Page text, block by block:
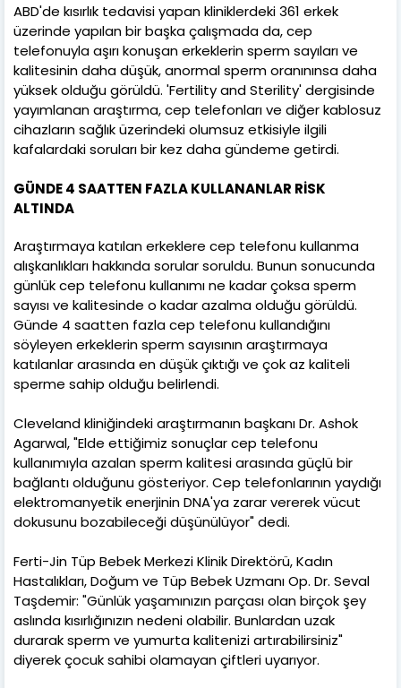
ABD'de kısırlık tedavisi yapan kliniklerdeki 361 erkek
üzerinde yapılan bir başka çalışmada da, cep
telefonuyla aşırı konuşan erkeklerin sperm sayıları ve
kalitesinin daha düşük, anormal sperm oranınınsa daha
yüksek olduğu görüldü. 'Fertility and Sterility' dergisinde
yayımlanan araştırma, cep telefonları ve diğer kablosuz
cihazların sağlık üzerindeki olumsuz etkisiyle ilgili
kafalardaki soruları bir kez daha gündeme getirdi.
GÜNDE 4 SAATTEN FAZLA KULLANANLAR RİSK
ALTINDA
Araştırmaya katılan erkeklere cep telefonu kullanma
alışkanlıkları hakkında sorular soruldu. Bunun sonucunda
günlük cep telefonu kullanımı ne kadar çoksa sperm
sayısı ve kalitesinde o kadar azalma olduğu görüldü.
Günde 4 saatten fazla cep telefonu kullandığını
söyleyen erkeklerin sperm sayısının araştırmaya
katılanlar arasında en düşük çıktığı ve çok az kaliteli
sperme sahip olduğu belirlendi.
Cleveland kliniğindeki araştırmanın başkanı Dr. Ashok
Agarwal, "Elde ettiğimiz sonuçlar cep telefonu
kullanımıyla azalan sperm kalitesi arasında güçlü bir
bağlantı olduğunu gösteriyor. Cep telefonlarının yaydığı
elektromanyetik enerjinin DNA'ya zarar vererek vücut
dokusunu bozabileceği düşünülüyor" dedi.
Ferti-Jin Tüp Bebek Merkezi Klinik Direktörü, Kadın
Hastalıkları, Doğum ve Tüp Bebek Uzmanı Op. Dr. Seval
Taşdemir: "Günlük yaşamınızın parçası olan birçok şey
aslında kısırlığınızın nedeni olabilir. Bunlardan uzak
durarak sperm ve yumurta kalitenizi artırabilirsiniz"
diyerek çocuk sahibi olamayan çiftleri uyarıyor.